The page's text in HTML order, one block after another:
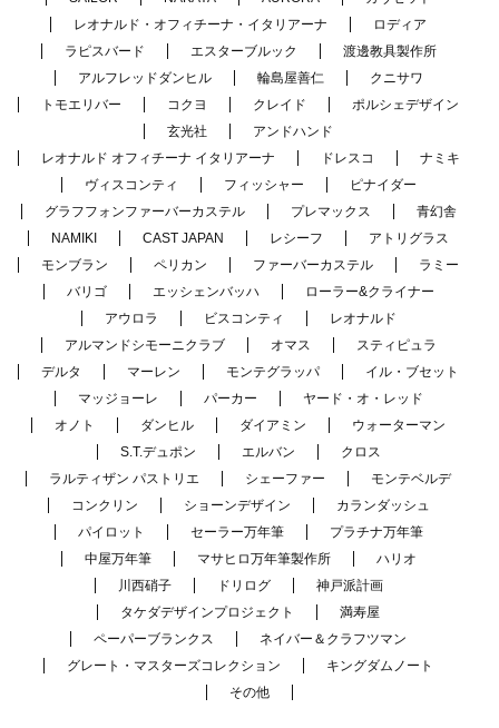
レオナルド・オフィチーナ・イタリアーナ
ロディア
ラピスバード
エスターブルック
渡邊教具製作所
アルフレッドダンヒル
輪島屋善仁
クニサワ
トモエリバー
コクヨ クレイド
ポルシェデザイン
玄光社
アンドハンド
レオナルド オフィチーナ イタリアーナ
ドレスコ
ナミキ
ヴィスコンティ
フィッシャー
ピナイダー
グラフフォンファーバーカステル
プレマックス
青幻舎
NAMIKI
CAST JAPAN レシーフ
アトリグラス
モンブラン
ペリカン ファーバーカステル
ラミー
バリゴ
エッシェンバッハ
ローラー&クライナー
アウロラ
ビスコンティ
レオナルド
アルマンドシモーニクラブ
オマス
スティピュラ
デルタ
マーレン モンテグラッパ
イル・ブセット
マッジョーレ
パーカー
ヤード・オ・レッド
オノト
ダンヒル ダイアミン
ウォーターマン
S.T.デュポン
エルバン
クロス
ラルティザン パストリエ
シェーファー
モンテベルデ
コンクリン
ショーンデザイン
カランダッシュ
パイロット
セーラー万年筆
プラチナ万年筆
中屋万年筆
マサヒロ万年筆製作所
ハリオ
川西硝子
ドリログ
神戸派計画
タケダデザインプロジェクト
満寿屋
ペーパーブランクス
ネイバー＆クラフツマン
グレート・マスターズコレクション
キングダムノート
その他